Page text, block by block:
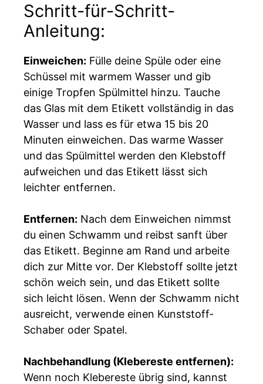
Schritt-für-Schritt-
Anleitung:
Einweichen: Fülle deine Spüle oder eine
Schüssel mit warmem Wasser und gib
einige Tropfen Spülmittel hinzu. Tauche
das Glas mit dem Etikett vollständig in das
Wasser und lass es für etwa 15 bis 20
Minuten einweichen. Das warme Wasser
und das Spülmittel werden den Klebstoff
aufweichen und das Etikett lässt sich
leichter entfernen.
Entfernen: Nach dem Einweichen nimmst
du einen Schwamm und reibst sanft über
das Etikett. Beginne am Rand und arbeite
dich zur Mitte vor. Der Klebstoff sollte jetzt
schön weich sein, und das Etikett sollte
sich leicht lösen. Wenn der Schwamm nicht
ausreicht, verwende einen Kunststoff-
Schaber oder Spatel.
Nachbehandlung (Klebereste entfernen):
Wenn noch Klebereste übrig sind, kannst